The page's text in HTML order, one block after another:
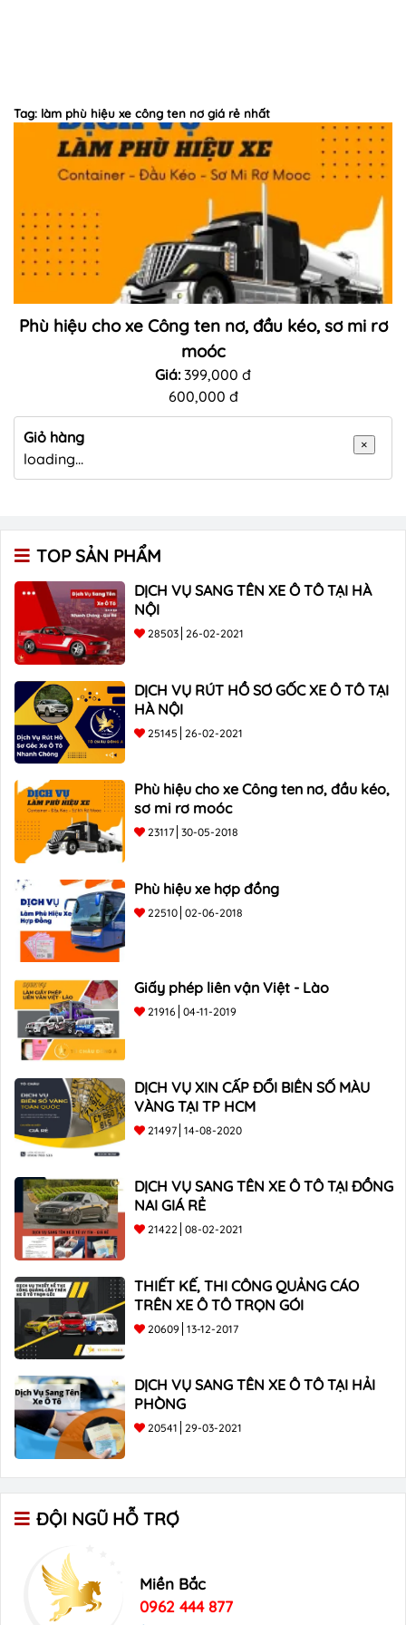
Tag: làm phù hiệu xe công ten nơ giá rẻ nhất
Phù hiệu cho xe Công ten nơ, đầu kéo, sơ mi rơ
moóc
Giá:399,000 đ
600,000 đ
×
Giỏ hàng
loading...
TOP SẢN PHẨM
DỊCH VỤ SANG TÊN XE Ô TÔ TẠI HÀ
NỘI
28503 26-02-2021
DỊCH VỤ RÚT HỒ SƠ GỐC XE Ô TÔ TẠI
HÀ NỘI
25145 26-02-2021
Phù hiệu cho xe Công ten nơ, đầu kéo,
sơ mi rơ moóc
23117 30-05-2018
Phù hiệu xe hợp đồng
22510 02-06-2018
Giấy phép liên vận Việt - Lào
21916 04-11-2019
DỊCH VỤ XIN CẤP ĐỔI BIỂN SỐ MÀU
VÀNG TẠI TP HCM
21497 14-08-2020
DỊCH VỤ SANG TÊN XE Ô TÔ TẠI ĐỒNG
NAI GIÁ RẺ
21422 08-02-2021
THIẾT KẾ, THI CÔNG QUẢNG CÁO
TRÊN XE Ô TÔ TRỌN GÓI
20609 13-12-2017
DỊCH VỤ SANG TÊN XE Ô TÔ TẠI HẢI
PHÒNG
20541 29-03-2021
ĐỘI NGŨ HỖ TRỢ
Miền Bắc
0962 444 877